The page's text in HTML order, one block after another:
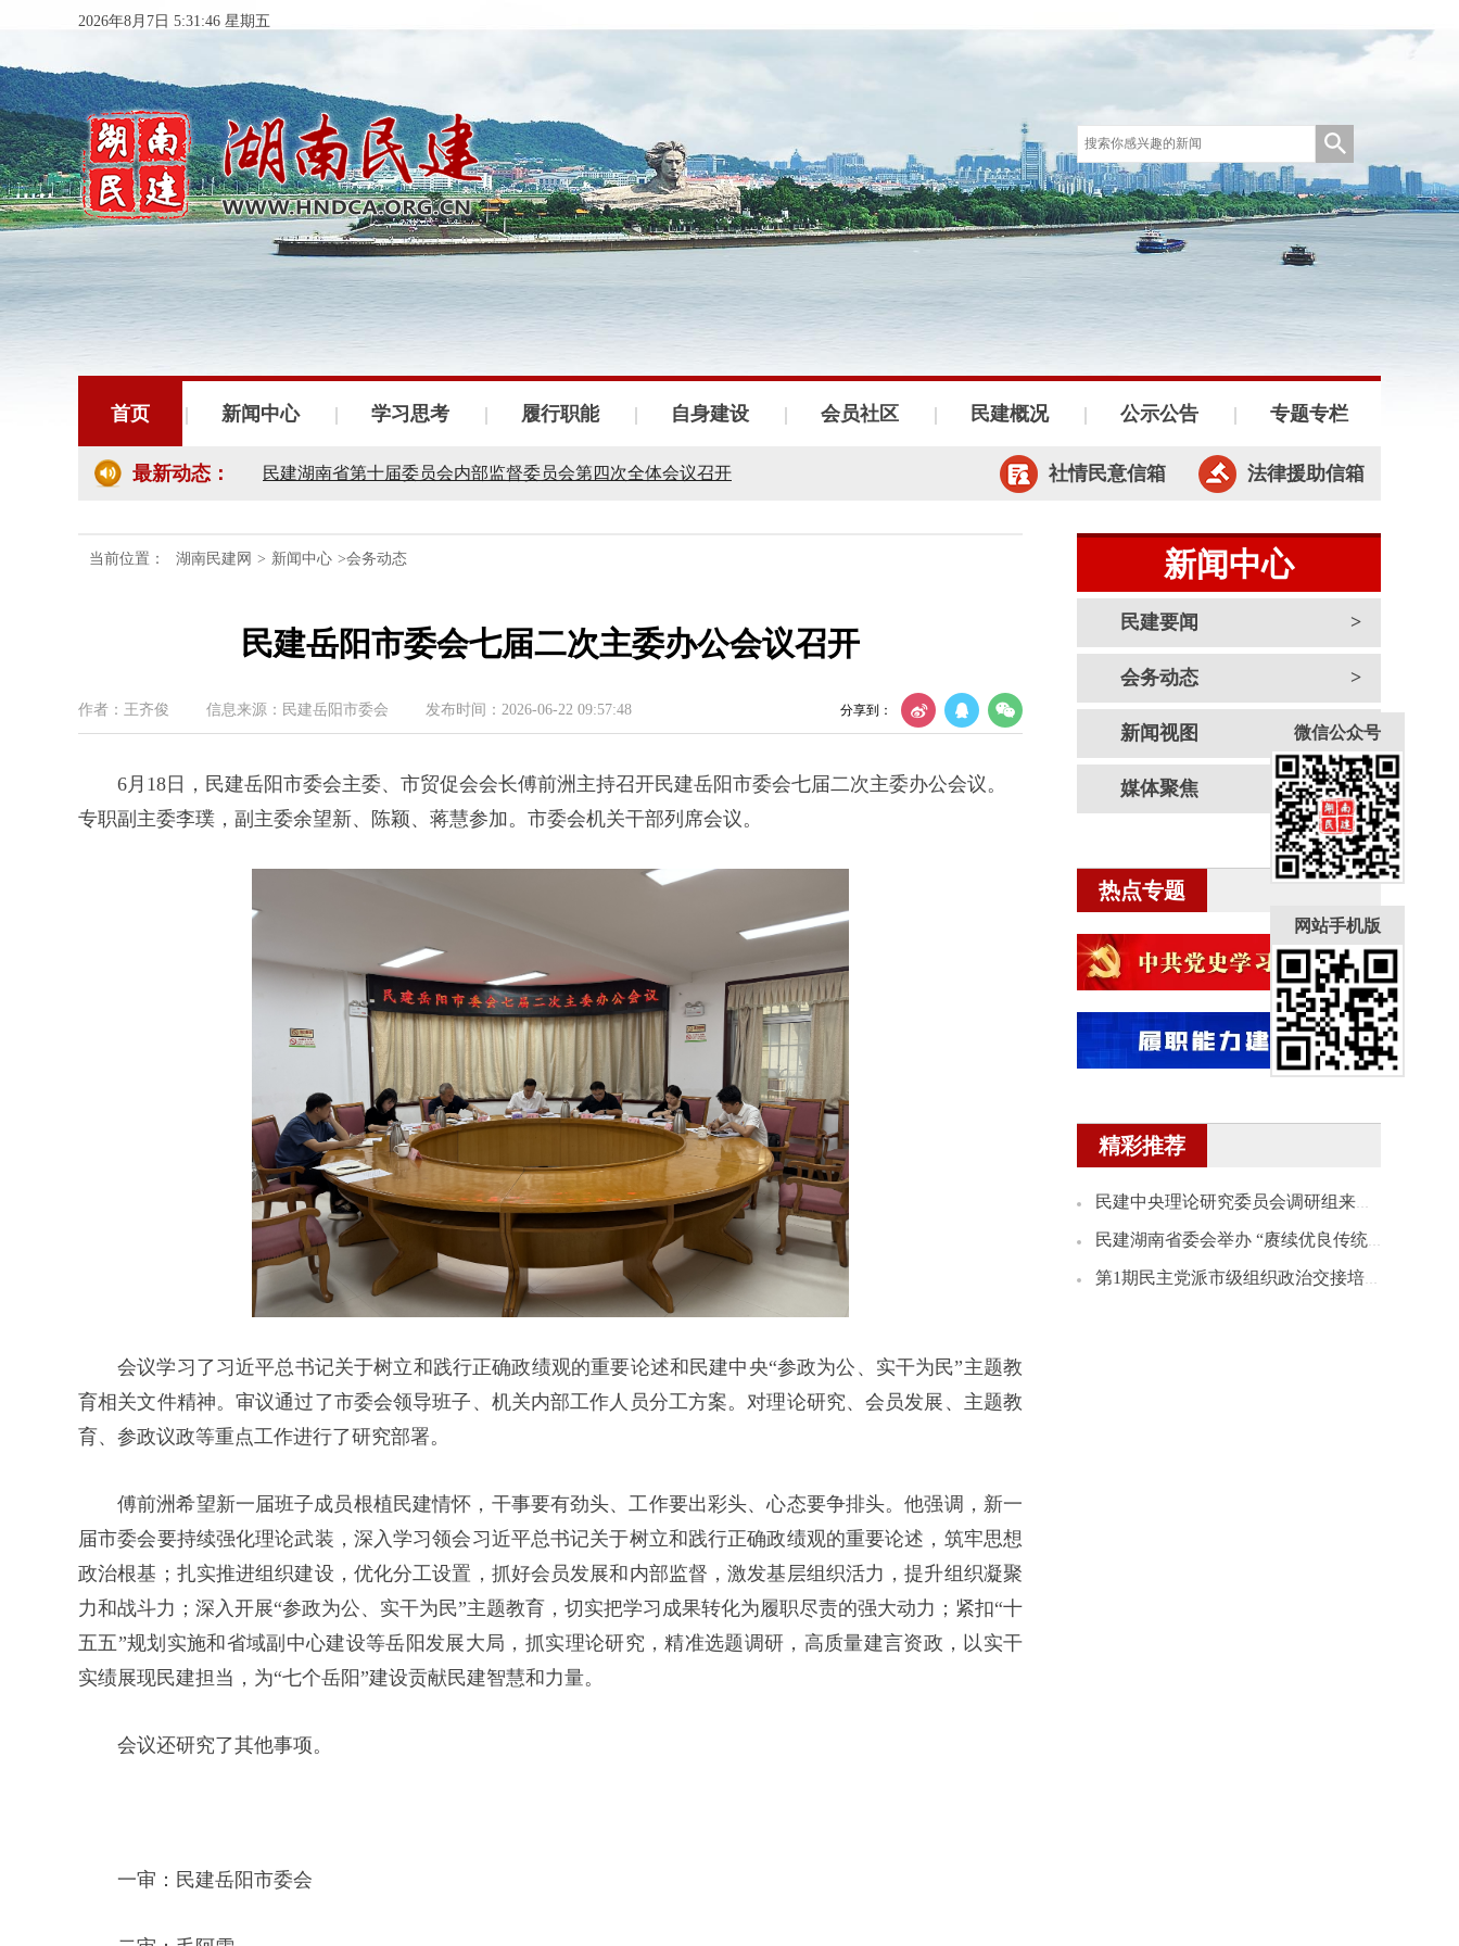
2026年8月7日 5:31:46 星期五
首页 新闻中心 学习思考 履行职能 自身建设 会员社区 民建概况 公示公告 专题专栏
最新动态：
民建湖南省委会十届五次全会召开
民建湖南省委会召开全省组织建设工作会议
民建湖南省委会开展2024年度理论学习中心组第四次集体学习
民建湖南省第十届委员会内部监督委员会第四次全体会议召开
民建湖南省十届十次常委会议召开
社情民意信箱 法律援助信箱
当前位置： 湖南民建网 > 新闻中心 >会务动态
民建岳阳市委会七届二次主委办公会议召开
作者：王齐俊 信息来源：民建岳阳市委会 发布时间：2026-06-22 09:57:48 分享到：
6月18日，民建岳阳市委会主委、市贸促会会长傅前洲主持召开民建岳阳市委会七届二次主委办公会议。
专职副主委李璞，副主委余望新、陈颖、蒋慧参加。市委会机关干部列席会议。
会议学习了习近平总书记关于树立和践行正确政绩观的重要论述和民建中央“参政为公、实干为民”主题教
育相关文件精神。审议通过了市委会领导班子、机关内部工作人员分工方案。对理论研究、会员发展、主题教
育、参政议政等重点工作进行了研究部署。
傅前洲希望新一届班子成员根植民建情怀，干事要有劲头、工作要出彩头、心态要争排头。他强调，新一
届市委会要持续强化理论武装，深入学习领会习近平总书记关于树立和践行正确政绩观的重要论述，筑牢思想
政治根基；扎实推进组织建设，优化分工设置，抓好会员发展和内部监督，激发基层组织活力，提升组织凝聚
力和战斗力；深入开展“参政为公、实干为民”主题教育，切实把学习成果转化为履职尽责的强大动力；紧扣“十
五五”规划实施和省域副中心建设等岳阳发展大局，抓实理论研究，精准选题调研，高质量建言资政，以实干
实绩展现民建担当，为“七个岳阳”建设贡献民建智慧和力量。
会议还研究了其他事项。
一审：民建岳阳市委会
新闻中心
民建要闻
会务动态
新闻视图
媒体聚焦
热点专题
精彩推荐
民建中央理论研究委员会调研组来湘开展理论研究课题调研
民建湖南省委会举办 “赓续优良传统 践行为民情怀”会史宣讲会
第1期民主党派市级组织政治交接培训班民建学员赴民建省委会机关座谈
微信公众号
网站手机版